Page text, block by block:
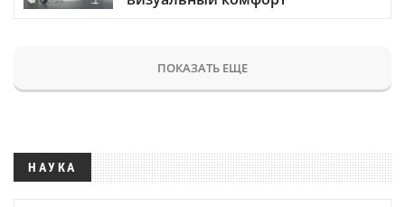
ПОКАЗАТЬ ЕЩЕ
НАУКА